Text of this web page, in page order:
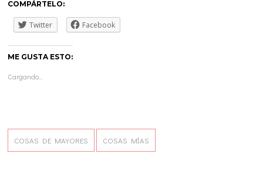
COMPÁRTELO:
Twitter Facebook
ME GUSTA ESTO:
Cargando...
COSAS DE MAYORES COSAS MÍAS